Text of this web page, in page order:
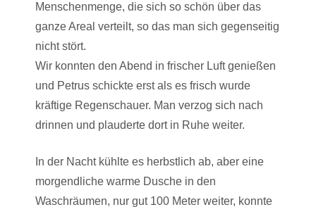
Menschenmenge, die sich so schön über das
ganze Areal verteilt, so das man sich gegenseitig
nicht stört.
Wir konnten den Abend in frischer Luft genießen
und Petrus schickte erst als es frisch wurde
kräftige Regenschauer. Man verzog sich nach
drinnen und plauderte dort in Ruhe weiter.
In der Nacht kühlte es herbstlich ab, aber eine
morgendliche warme Dusche in den
Waschräumen, nur gut 100 Meter weiter, konnte